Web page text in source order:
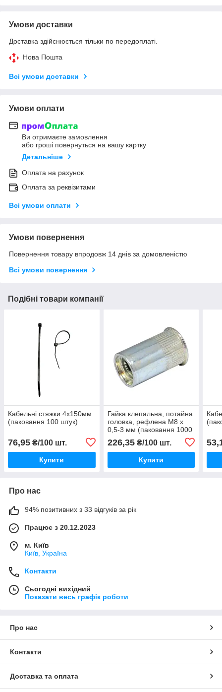
Умови доставки
Доставка здійснюється тільки по передоплаті.
Нова Пошта
Всі умови доставки
Умови оплати
Ви отримаєте замовлення
або гроші повернуться на вашу картку
Детальніше
Оплата на рахунок
Оплата за реквізитами
Всі умови оплати
Умови повернення
Повернення товару впродовж 14 днів за домовленістю
Всі умови повернення
Подібні товари компанії
Кабельні стяжки 4х150мм
(паковання 100 штук)
76,95 ₴/100 шт.
Купити
Гайка клепальна, потайна
головка, рефлена М8 х
0,5-3 мм (паковання 1000
226,35₴/100 шт.
Купити
Про нас
94% позитивних з 33 відгуків за рік
Працює з 20.12.2023
м. Київ
Київ, Україна
Контакти
Сьогодні вихідний
Показати весь графік роботи
Про нас
Контакти
Доставка та оплата